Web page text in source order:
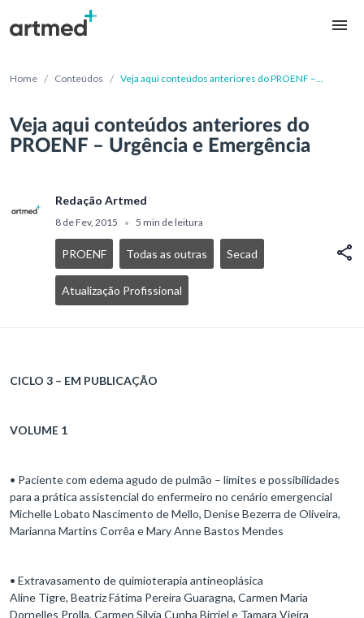
Home / Conteúdos / Veja aqui conteúdos anteriores do PROENF –
Veja aqui conteúdos anteriores do
PROENF – Urgência e Emergência
Redação Artmed
8 de Fev, 2015 • 5 min de leitura
PROENF Todas as outras Secad
Atualização Profissional
CICLO 3 – EM PUBLICAÇÃO
VOLUME 1
• Paciente com edema agudo de pulmão – limites e possibilidades
para a prática assistencial do enfermeiro no cenário emergencial
Michelle Lobato Nascimento de Mello, Denise Bezerra de Oliveira,
Marianna Martins Corrêa e Mary Anne Bastos Mendes
• Extravasamento de quimioterapia antineoplásica
Aline Tigre, Beatriz Fátima Pereira Guaragna, Carmen Maria
Dornelles Prolla, Carmen Silvia Cunha Birriel e Tamara Vieira